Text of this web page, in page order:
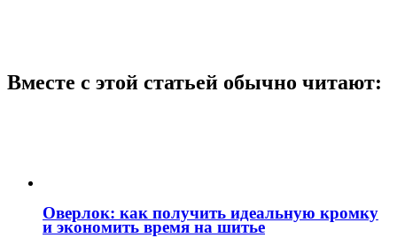
Вместе с этой статьей обычно читают:
Оверлок: как получить идеальную кромку
и экономить время на шитье